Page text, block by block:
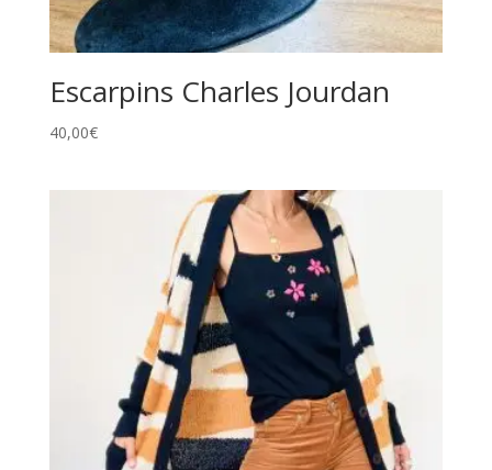
Escarpins Charles Jourdan
40,00€